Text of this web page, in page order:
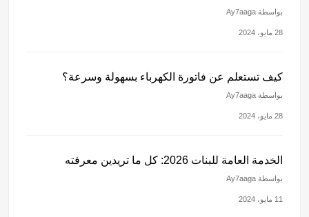
بواسطة Ay7aaga
28 مايو، 2024
كيف تستعلم عن فاتورة الكهرباء بسهولة وسرعة؟
بواسطة Ay7aaga
28 مايو، 2024
الخدمة العامة للبنات 2026: كل ما تريدين معرفته
بواسطة Ay7aaga
11 مايو، 2024